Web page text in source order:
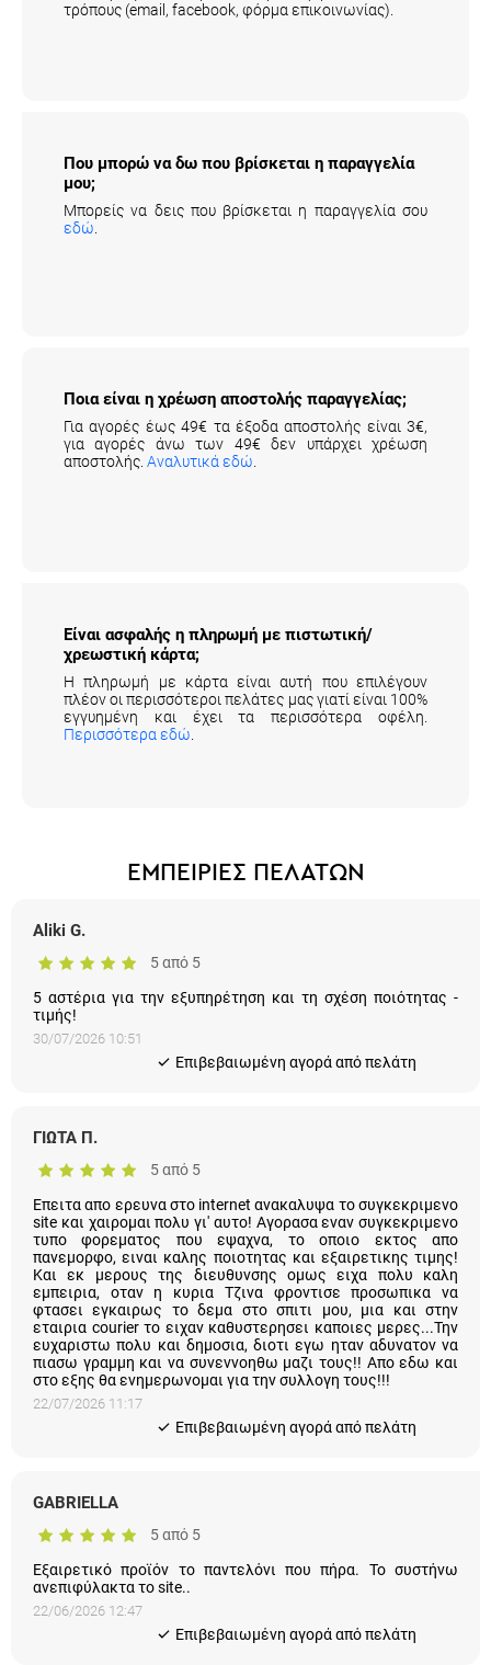
τρόπους (email, facebook, φόρμα επικοινωνίας).
Που μπορώ να δω που βρίσκεται η
παραγγελία μου;
Μπορείς να δεις που βρίσκεται η παραγγελία σου
εδώ
Ποια είναι η χρέωση αποστολής παραγγελίας;
Για αγορές έως 49€ τα έξοδα αποστολής είναι 3€,
για αγορές άνω των 49€ δεν υπάρχει χρέωση
αποστολής. Αναλυτικά εδώ
Είναι ασφαλής η πληρωμή με πιστωτική/
χρεωστική κάρτα;
Η πληρωμή με κάρτα είναι αυτή που επιλέγουν
πλέον οι περισσότεροι πελάτες μας γιατί είναι 100%
εγγυημένη και έχει τα περισσότερα οφέλη.
Περισσότερα εδώ
ΕΜΠΕΙΡΙΕΣ ΠΕΛΑΤΩΝ
Aliki G.
5 από 5
5 αστέρια για την εξυπηρέτηση και τη σχέση ποιότητας -
τιμής!
30/07/2026 10:51
Eπιβεβαιωμένη αγορά από πελάτη
ΓΙΩΤΑ Π.
5 από 5
Επειτα απο ερευνα στο internet ανακαλυψα το συγκεκριμενο
site και χαιρομαι πολυ γι' αυτο! Αγορασα εναν συγκεκριμενο
τυπο φορεματος που εψαχνα, το οποιο εκτος απο
πανεμορφο, ειναι καλης ποιοτητας και εξαιρετικης τιμης! Και
εκ μερους της διευθυνσης ομως ειχα πολυ καλη εμπειρια,
οταν η κυρια Τζινα φροντισε προσωπικα να φτασει εγκαιρως
το δεμα στο σπιτι μου, μια και στην εταιρια courier το ειχαν
καθυστερησει καποιες μερες...Την ευχαριστω πολυ και
δημοσια, διοτι εγω ηταν αδυνατον να πιασω γραμμη και να
συνεννοηθω μαζι τους!! Απο εδω και στο εξης θα
ενημερωνομαι για την συλλογη τους!!!
22/07/2026 11:17
Eπιβεβαιωμένη αγορά από πελάτη
GABRIELLA
5 από 5
Εξαιρετικό προϊόν το παντελόνι που πήρα. Το συστήνω
ανεπιφύλακτα το site..
22/06/2026 12:47
Eπιβεβαιωμένη αγορά από πελάτη